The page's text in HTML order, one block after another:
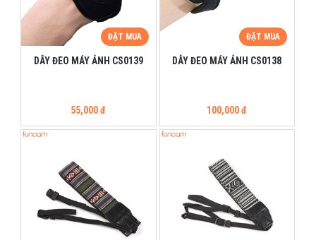
ĐẶT MUA
DÂY ĐEO MÁY ẢNH CS0139
55,000 đ
ĐẶT MUA
DÂY ĐEO MÁY ẢNH CS0138
100,000 đ